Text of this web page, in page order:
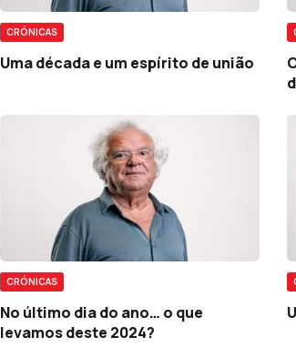
CRÓNICAS
Uma década e um espírito de união
CRÓNICAS
No último dia do ano… o que
levamos deste 2024?